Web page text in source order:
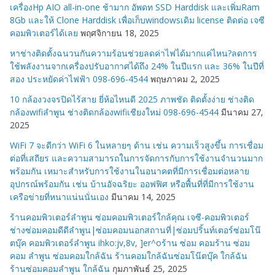
มู่
เครื่องHp AIO all-in-one ช้ามาก อัพดท SSD Harddisk และเพิ่มRam
8Gb และให้ Clone Harddisk เพื่อเก็บwindowsเดิม license ติดต่อ เจซี
คอมพิวเตอร์ได้เลย พฤศจิกายน 18, 2025
หาช่างติดตั้งฉนวนกันความร้อนช่วยลดค่าไฟได้มากแค่ไหน?ลดการ
ใช้พลังงานจากเครื่องปรับอากาศได้ถึง 24% ในปีแรก และ 36% ในปีที่
สอง ประหยัดค่าไฟฟ้า 098-696-4544 พฤษภาคม 2, 2025
10 กล้องวงจรปิดไร้สาย ยี่ห้อไหนดี 2025 ภาพชัด ติดตั้งง่าย ช่างติด
กล้องwifiลำพูน ช่างติดกล้องwifiเชียงใหม่ 098-696-4544 มีนาคม 27,
2025
WiFi 7 จะดีกว่า WiFi 6 ในหลายๆ ด้าน เช่น ความเร็วสูงขึ้น การเชื่อม
ต่อที่เสถียร และความสามารถในการจัดการกับการใช้งานจำนวนมาก
พร้อมกัน เหมาะสำหรับการใช้งานในอนาคตที่มีการเชื่อมต่อหลาย
อุปกรณ์พร้อมกัน เช่น บ้านอัจฉริยะ ออฟฟิศ หรือพื้นที่ที่มีการใช้งาน
เครือข่ายที่หนาแน่นนั่นเอง มีนาคม 14, 2025
ร้านคอมพิวเตอร์ลำพูน ซ่อมคอมพิวเตอร์ใกล้คุณ เจซี-คอมพิวเตอร์
ช่างซ่อมคอมดีดีลำพูน|ซ่อมคอมนอกสถานที่|ซ่อมปริ้นท์เตอร์ซ่อมโน๊
ตบุ๊ค คอมพิวเตอร์ลำพูน ihko:jv,8v, ]er^oร้าน ซ่อม คอมร้าน ซ่อม
คอม ลำพูน ซ่อมคอมใกล้ฉัน ร้านคอมใกล้ฉันซ่อมโน๊ตบุ๊ค ใกล้ฉัน
ร้านซ่อมคอมลำพูน ใกล้ฉัน กุมภาพันธ์ 25, 2025